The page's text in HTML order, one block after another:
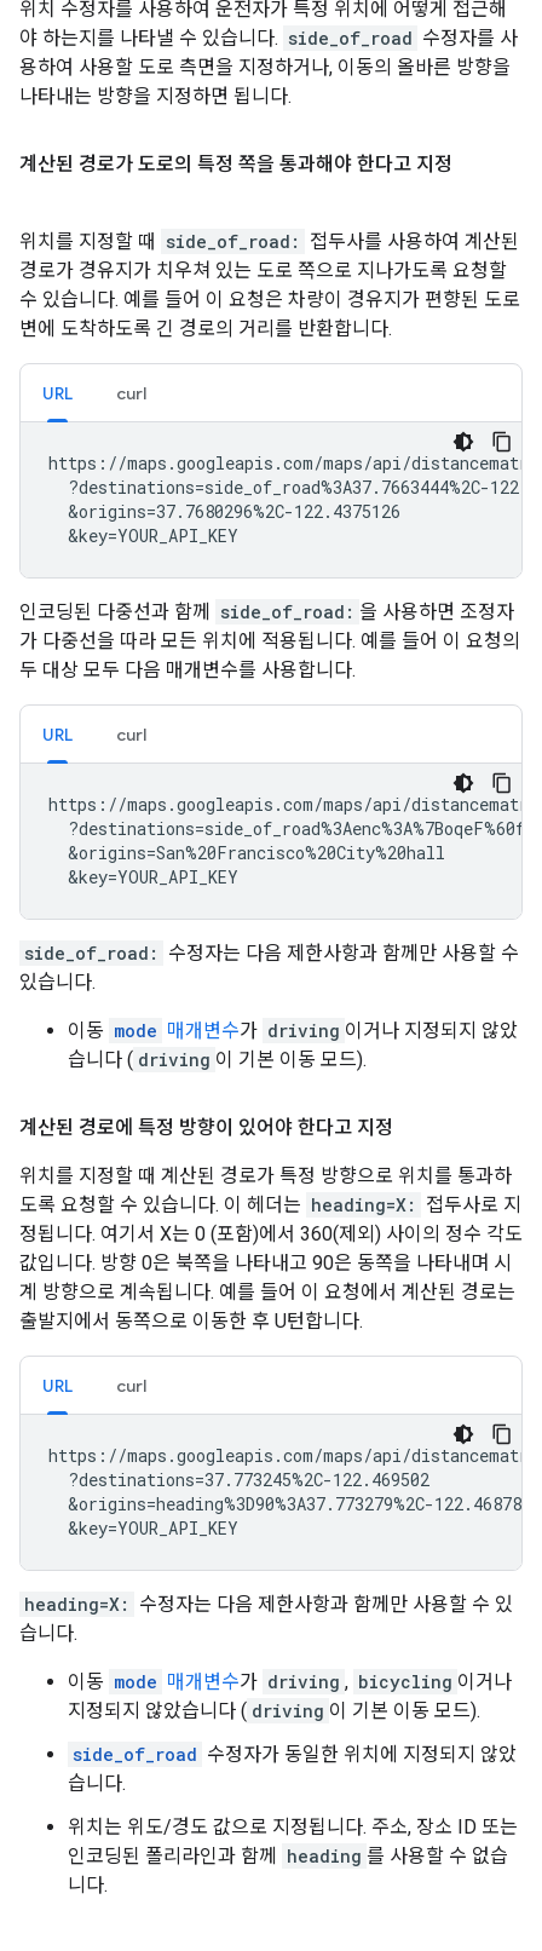
"distance": { "text" "31.1 km",
"duration"
: { "text": "26 mins" ,
"duration_in_traffic" : { "text":
"status": "OK",
},
"distance": { "text": "39.3 km"
"duration": { "text" : "32 mins"
"OK"
},
],
},
],
}
위치 수정자를 사용하여 운전자가 특정 위치에 어떻게 접근해
야 하는지를 나타낼 수 있습니다. side_of_road 수정자를 사
용하여 사용할 도로 측면을 지정하거나, 이동의 올바른 방향을
나타내는 방향을 지정하면 됩니다.
계산된 경로가 도로의 특정 쪽을 통과해야 한다고 지정
위치를 지정할 때 side_of_road:
접두사를 사용하여 계산된
경로가 경유지가 치우쳐 있는 도로 쪽으로 지나가도록 요청할
수 있습니다. 예를 들어 이 요청은 차량이 경유지가 편향된 도로
변에 도착하도록 긴 경로의 거리를 반환합니다.
URL curl
https://maps.googleapis.com/maps/api/
?destinations=side_of_road%3A37.7663444%2C-
  &origins=37.7680296%2C-122.4375126
  &key=YOUR_API_KEY
인코딩된 다중선과 함께 side_of_road: 을 사용하면 조정자
가 다중선을 따라 모든 위치에 적용됩니다. 예를 들어 이 요청의
두 대상 모두 다음 매개변수를 사용합니다.
URL curl
https://maps.googleapis.com/maps/api/
  &origins=San%20Francisco%20City%20hall
  &key=YOUR_API_KEY
side_of_road:
수정자는 다음 제한사항과 함께만 사용할 수
있습니다.
이동 mode 매개변수가 driving 이거나 지정되지 않았
습니다 ( driving 이 기본 이동 모드).
계산된 경로에 특정 방향이 있어야 한다고 지정
위치를 지정할 때 계산된 경로가 특정 방향으로 위치를 통과하
도록 요청할 수 있습니다. 이 헤더는 heading=X:
접두사로 지
정됩니다. 여기서 X는 0 (포함)에서 360(제외) 사이의 정수 각도
값입니다. 방향 0은 북쪽을 나타내고 90은 동쪽을 나타내며 시
계 방향으로 계속됩니다. 예를 들어 이 요청에서 계산된 경로는
출발지에서 동쪽으로 이동한 후 U턴합니다.
URL curl
https://maps.googleapis.com/maps/api/
  ?destinations=37.773245%2C-122.469502
  &origins=heading%3D90%3A37.773279%2C-122.468780
  &key=YOUR_API_KEY
heading=X:
수정자는 다음 제한사항과 함께만 사용할 수 있
습니다.
이동 mode 매개변수가 driving , bicycling 이거나
지정되지 않았습니다 ( driving 이 기본 이동 모드).
side_of_road 수정자가 동일한 위치에 지정되지 않았
습니다.
위치는 위도/경도 값으로 지정됩니다. 주소, 장소 ID 또는
인코딩된 폴리라인과 함께
heading 를 사용할 수 없습
니다.